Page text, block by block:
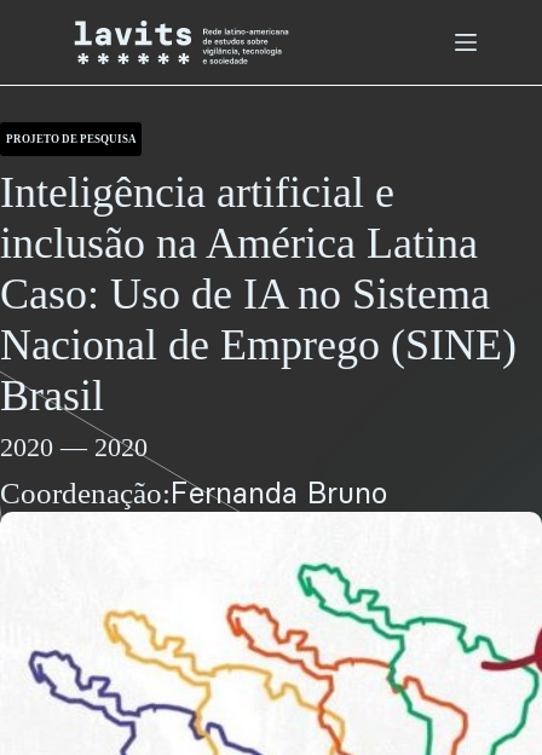
PROJETO DE PESQUISA
Inteligência artificial e
inclusão na América Latina
Caso: Uso de IA no Sistema
Nacional de Emprego (SINE)
Brasil
2020 — 2020
Coordenação:Fernanda Bruno